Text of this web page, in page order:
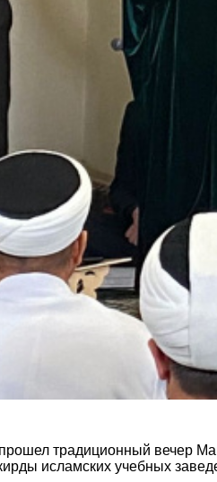
традиционный вечер
исламских учебных